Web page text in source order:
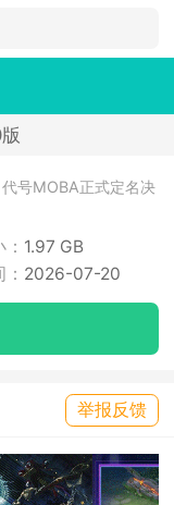
代号MOBA正式定名决
1.97 GB
2026-07-20
举报反馈